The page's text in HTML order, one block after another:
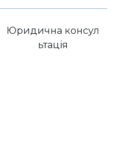
Юридична консул
ьтація